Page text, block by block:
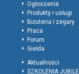
Ogłoszenia
Produkty i usługi
Biżuteria i zegary
Praca
Forum
Giełda
Aktualności
SZKOLENIA